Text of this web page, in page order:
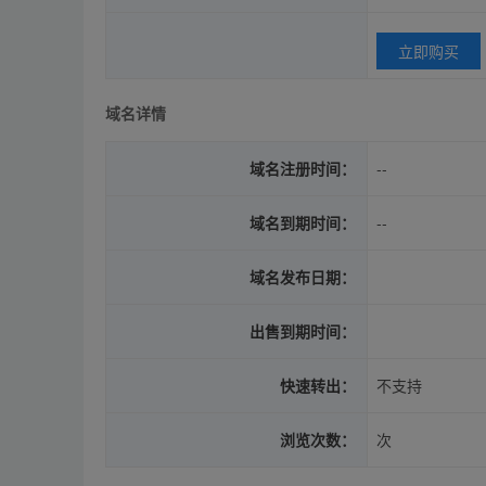
立即购买
域名详情
域名注册时间： --
域名到期时间： --
域名发布日期：
出售到期时间：
快速转出： 不支持
浏览次数： 次